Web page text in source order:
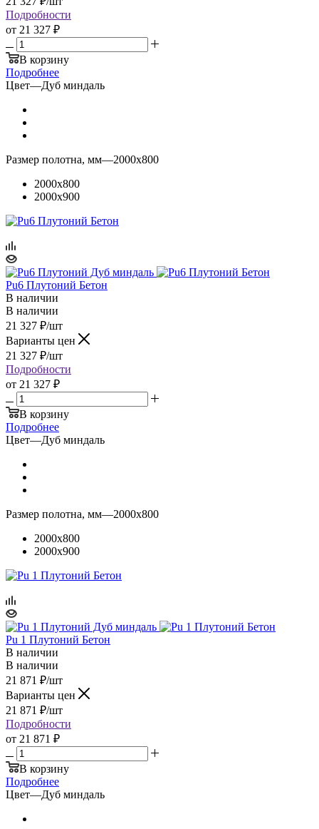
Подробности
от 21 327 ₽
В корзину
Подробнее
Цвет—Дуб миндаль
Размер полотна, мм—2000x800
2000x800
2000x900
Pu6 Плутоний Бетон
В наличии
В наличии
21 327 ₽/шт
Варианты цен
21 327 ₽/шт
Подробности
от 21 327 ₽
В корзину
Подробнее
Цвет—Дуб миндаль
Размер полотна, мм—2000x800
2000x800
2000x900
Pu 1 Плутоний Бетон
В наличии
В наличии
21 871 ₽/шт
Варианты цен
21 871 ₽/шт
Подробности
от 21 871 ₽
В корзину
Подробнее
Цвет—Дуб миндаль